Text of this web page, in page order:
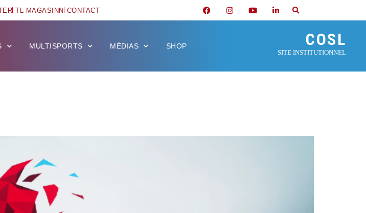
TL MAGASINN CONTACT
MULTISPORTS MÉDIAS SHOP COSL
SITE INSTITUTIONNEL